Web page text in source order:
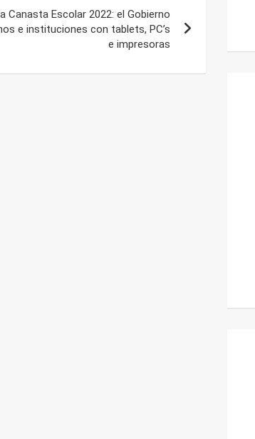
Canasta Escolar 2022: el Gobierno
e instituciones con tablets, PC’s
e impresoras